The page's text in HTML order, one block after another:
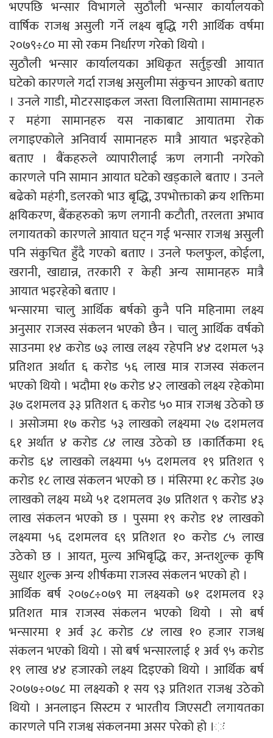
भएपछि भन्सार विभागले सुठौली भन्सार कार्यालयको
वार्षिक राजश्व असुली गर्ने लक्ष्य बृद्धि गरी आर्थिक वर्षमा
२०७९÷८० मा सो रकम निर्धारण गरेको थियो ।
सुठौली भन्सार कार्यालयका अधिकृत सर्तुङ्खी आयात
घटेको कारणले गर्दा राजश्व असुलीमा संकुचन आएको बताए
। उनले गाडी, मोटरसाइकल जस्ता विलासितामा सामानहरु
र महंगा सामानहरु यस नाकाबाट आयातमा रोक
लगाइएकोले अनिवार्य सामानहरु मात्रै आयात भइरहेको
बताए । बैंकहरुले व्यापारीलाई ऋण लगानी नगरेको
कारणले पनि सामान आयात घटेको खड्काले बताए । उनले
बढेको महंगी, डलरको भाउ बृद्धि, उपभोक्ताको क्रय शक्तिमा
क्षयिकरण, बैंकहरुको ऋण लगानी कटौती, तरलता अभाव
लगायतको कारणले आयात घट्न गई भन्सार राजश्व असुली
पनि संकुचित हुँदै गएको बताए । उनले फलफुल, कोईला,
खरानी, खाद्यान्न, तरकारी र केही अन्य सामानहरु मात्रै
आयात भइरहेको बताए ।
भन्सारमा चालु आर्थिक बर्षको कुनै पनि महिनामा लक्ष्य
अनुसार राजस्व संकलन भएको छैन । चालु आर्थिक वर्षको
साउनमा १४ करोड ७३ लाख लक्ष्य रहेपनि ४४ दशमल ५३
प्रतिशत अर्थात ६ करोड ५६ लाख मात्र राजस्व संकलन
भएको थियो । भदौमा १७ करोड ४२ लाखको लक्ष्य रहेकोमा
३७ दशमलव ३३ प्रतिशत ६ करोड ५० मात्र राजश्व उठेको छ
। असोजमा १७ करोड ५३ लाखको लक्ष्यमा २७ दशमलव
६१ अर्थात ४ करोड ८४ लाख उठेको छ ।कार्तिकमा १६
करोड ६४ लाखको लक्ष्यमा ५५ दशमलव १९ प्रतिशत ९
करोड १८ लाख संकलन भएको छ । मंसिरमा १८ करोड ३७
लाखको लक्ष्य मध्ये ५१ दशमलव ३७ प्रतिशत ९ करोड ४३
लाख संकलन भएको छ । पुसमा १९ करोड १४ लाखको
लक्ष्यमा ५६ दशमलव ६९ प्रतिशत १० करोड ८५ लाख
उठेको छ । आयत, मुल्य अभिबृद्धि कर, अन्तशुल्क कृषि
सुधार शुल्क अन्य शीर्षकमा राजस्व संकलन भएको हो ।
आर्थिक बर्ष २०७८÷०७९ मा लक्ष्यको ७१ दशमलव १३
प्रतिशत मात्र राजस्व संकलन भएको थियो । सो बर्ष
भन्सारमा १ अर्व ३८ करोड ८४ लाख १० हजार राजश्व
संकलन भएको थियो । सो बर्ष भन्सारलाई १ अर्व ९५ करोड
१९ लाख ४४ हजारको लक्ष्य दिइएको थियो । आर्थिक बर्ष
२०७७÷०७८ मा लक्ष्यकोे १ सय ९३ प्रतिशत राजश्व उठेको
थियो । अनलाइन सिस्टम र भारतीय जिएसटी लगायतका
कारणले पनि राजश्व संकलनमा असर परेको हो ।ः